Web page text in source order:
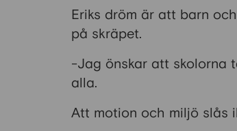
Eriks dröm är att barn
på skräpet.
-Jag önskar att skolorna
alla.
Att motion och miljö slås